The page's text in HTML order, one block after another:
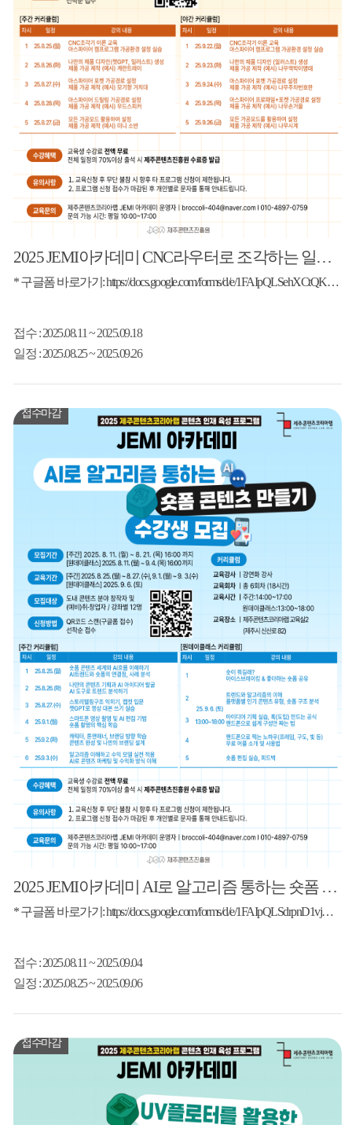
2025 JEMI아카데미 CNC라우터로 조각하는 일상의 오브제
* 구글폼 바로가기: https://docs.google.com/forms/d/e/1FAIpQLSehXCtQKxMFmlV18Y7iQeC_qzDcfQFP6BuEkl7Oan1LjVXBBA/viewform
접수: 2025.08.11 ~ 2025.09.18
일정 : 2025.08.25 ~ 2025.09.26
접수마감
2025 JEMI아카데미 AI로 알고리즘 통하는 숏폼 콘텐츠 만들기
* 구글폼 바로가기: https://docs.google.com/forms/d/e/1FAIpQLSdrpnD1vjGCk7TX80Bn4H8xsHMVLQm5lghvt2rXX3g_i-NxCg/viewform
접수: 2025.08.11 ~ 2025.09.04
일정 : 2025.08.25 ~ 2025.09.06
접수마감